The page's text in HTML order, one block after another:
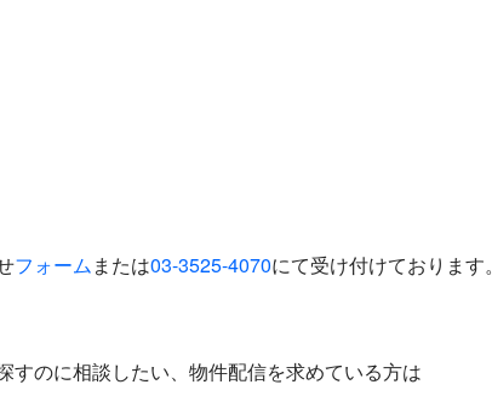
フォームまたは03-3525-4070にて受け付けております。
すのに相談したい、物件配信を求めている方は